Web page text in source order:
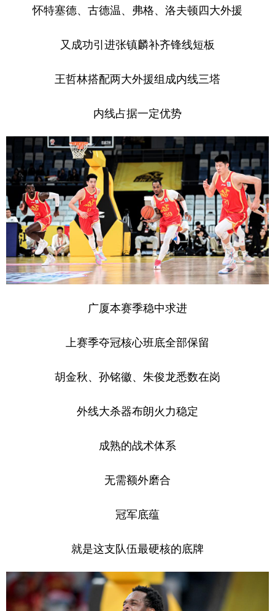
怀特塞德、古德温、弗格、洛夫顿四大外援
又成功引进张镇麟补齐锋线短板
王哲林搭配两大外援组成内线三塔
内线占据一定优势
广厦本赛季稳中求进
上赛季夺冠核心班底全部保留
胡金秋、孙铭徽、朱俊龙悉数在岗
外线大杀器布朗火力稳定
成熟的战术体系
无需额外磨合
冠军底蕴
就是这支队伍最硬核的底牌